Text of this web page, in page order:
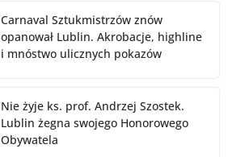
Carnaval Sztukmistrzów znów
opanował Lublin. Akrobacje, highline
i mnóstwo ulicznych pokazów
Nie żyje ks. prof. Andrzej Szostek.
Lublin żegna swojego Honorowego
Obywatela